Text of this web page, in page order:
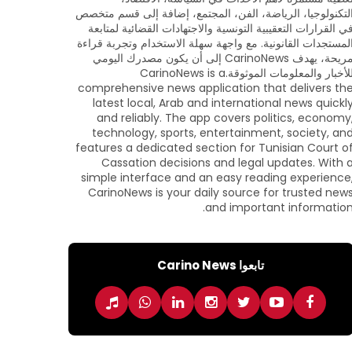
التكنولوجيا، الرياضة، الفن، المجتمع، إضافة إلى قسم متخصص
في القرارات التعقيبية التونسية والاجتهادات القضائية لمتابعة
المستجدات القانونية. مع واجهة سهلة الاستخدام وتجربة قراءة
مريحة، يهدف CarinoNews إلى أن يكون مصدرك اليومي
للأخبار والمعلومات الموثوقة.CarinoNews is a
comprehensive news application that delivers the
latest local, Arab and international news
and reliably. The app covers politics,
technology, sports, entertainment, society, and
features a dedicated section for Tunisian Court of
Cassation decisions and legal updates. With a
simple interface and an easy reading
CarinoNews is your daily source for trusted news
and important information.
تابعوا Carino News